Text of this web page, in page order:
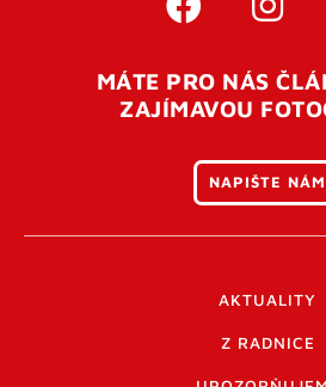
MÁTE PRO NÁS
ZAJÍMAVOU
NAPIŠTE NÁM
AKTUALITY
Z RADNICE